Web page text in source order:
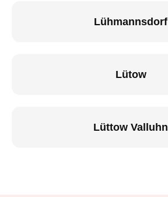
Lühmannsdorf
Lütow
Lüttow Valluhn